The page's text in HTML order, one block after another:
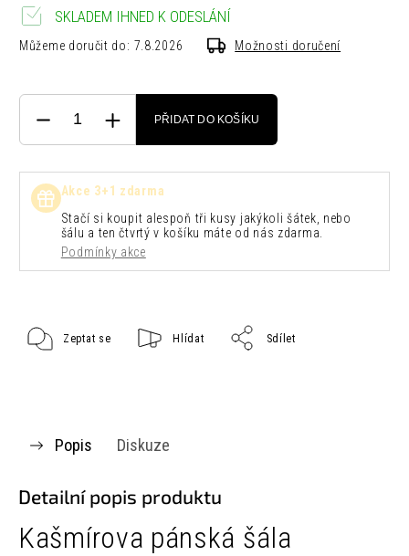
SKLADEM IHNED K ODESLÁNÍ
Můžeme doručit do: 7.8.2026 Možnosti doručení
PŘIDAT DO KOŠÍKU
Akce 3+1 zdarma
Stačí si koupit alespoň tři kusy jakýkoli šátek, nebo
šálu a ten čtvrtý v košíku máte od nás zdarma.
Podmínky akce
Zeptat se Hlídat Sdílet
Popis Diskuze
Detailní popis produktu
Kašmírova pánská šála